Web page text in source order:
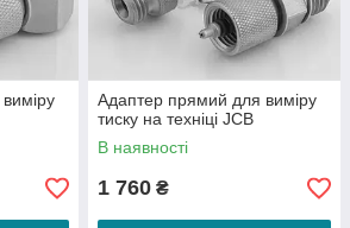
ЦІНИ
у нас прилади для систем
вартості та якості, без комісій
переплат, що обумовлено
з виробниками. Надаємо
від обсягу замовлення
Адаптер прямий для виміру
тиску на техніці JCB
В наявності
1 760 ₴